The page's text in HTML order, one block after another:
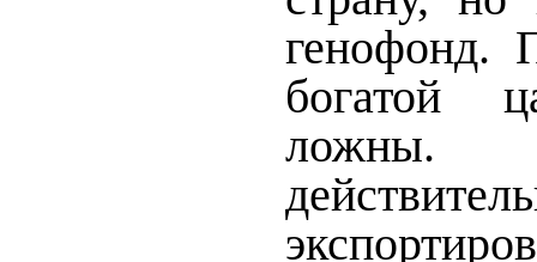
генофонд.
богатой